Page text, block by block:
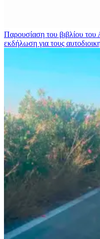
Παρουσίαση του βιβλίου του
εκδήλωση για τους